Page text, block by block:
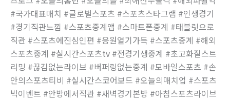
#국가대표매치 #글로벌스포츠 #스포츠스타그램 #인생경기
#경기직관느낌 #스포츠중계앱 #스마트폰중계 #태블릿으로
직관 #스포츠에진심인편 #응원열기가득 #스포츠중계 #해외
스포츠중계 #실시간스포츠tv #전경기생중계 #초고화질스트
리밍 #끊김없는라이브 #버퍼링없는중계 #모바일스포츠 #손
안의스포츠티비 #실시간스코어보드 #오늘의매치업 #스포츠
빅이벤트 #안방에서직관 #새벽경기본방 #아침스포츠라이브